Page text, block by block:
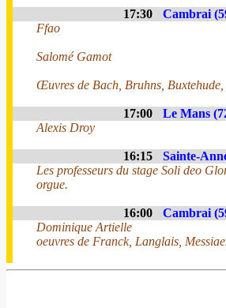
17:30 Cambrai
Ffao
Salomé Gamot
Œuvres de Bach, Bruhns,
17:00 Le Mans
Alexis Droy
16:15 Sainte-
Les professeurs du stage Soli deo
orgue.
16:00 Cambrai
Dominique Artielle
oeuvres de Franck, Langlais,